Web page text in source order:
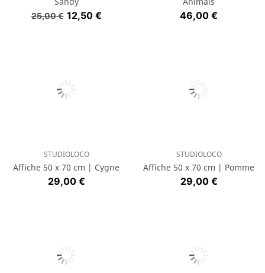
Prix de base
25,00 € Prix
12,50 € Prix
46,00 €
STUDIOLOCO
Affiche 50 x 70 cm | Cygne
Prix
29,00 €
STUDIOLOCO
Affiche 50 x 70 cm | Pomme
Prix
29,00 €